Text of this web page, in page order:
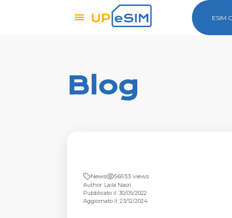
ESIM
Blog
News 56933 views
Author: Laila Nasri
Pubblicato il: 30/05/2022
Aggiornato il: 23/12/2024